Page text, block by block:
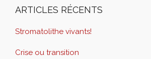
ARTICLES RÉCENTS
Stromatolithe vivants!
Crise ou transition